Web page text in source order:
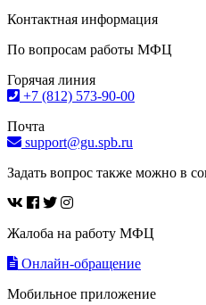
Контактная информация
По вопросам работы МФЦ
Горячая линия
+7 (812) 573-90-00
Почта
support@gu.spb.ru
Задать вопрос также можно в
Жалоба на работу МФЦ
Онлайн-обращение
Мобильное приложение